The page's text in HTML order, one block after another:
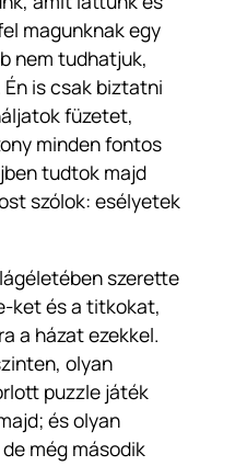
magunknak egy
nem tudhatjuk,
is csak biztatni
füzetet,
minden fontos
tudtok majd
szólok: esélyetek
szerette
ket és a titkokat,
a házat ezekkel.
olyan
puzzle játék
és olyan
még második